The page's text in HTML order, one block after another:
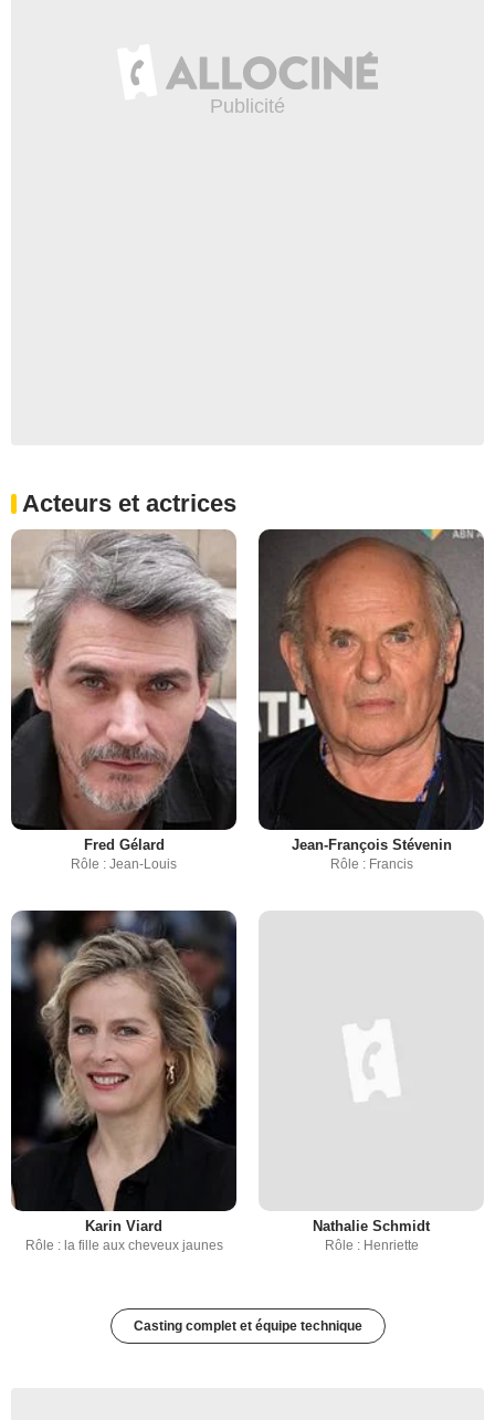
Acteurs et actrices
Fred Gélard
Rôle : Jean-Louis
Jean-François Stévenin
Rôle : Francis
Karin Viard
Rôle : la fille aux cheveux jaunes
Nathalie Schmidt
Rôle : Henriette
Casting complet et équipe technique